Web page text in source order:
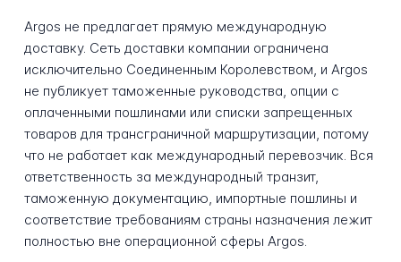
Argos не предлагает прямую международную
доставку. Сеть доставки компании ограничена
исключительно Соединенным Королевством, и Argos
не публикует таможенные руководства, опции с
оплаченными пошлинами или списки запрещенных
товаров для трансграничной маршрутизации, потому
что не работает как международный перевозчик. Вся
ответственность за международный транзит,
таможенную документацию, импортные пошлины и
соответствие требованиям страны назначения лежит
полностью вне операционной сферы Argos.